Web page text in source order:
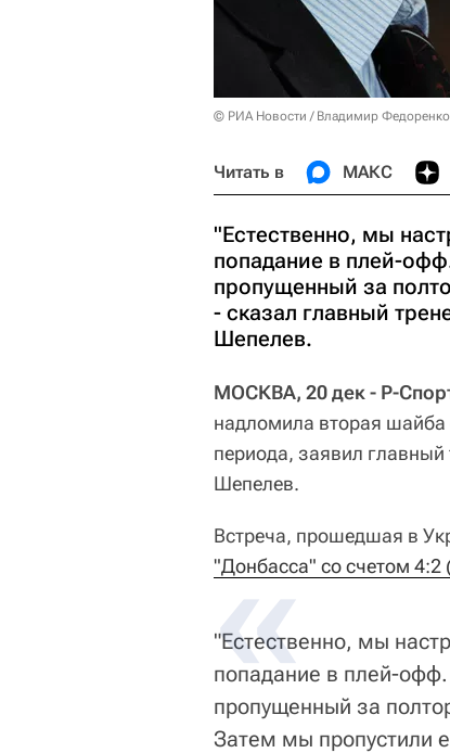
© РИА Новости / Владимир Федоренко
Читать в МАКС
"Естественно, мы
попадание в плей-
пропущенный за
- сказал главный
Шепелев.
МОСКВА, 20 дек - Р-
надломила вторая шайба
периода, заявил
Шепелев.
Встреча, прошедшая в
"Донбасса" со счетом 4:2
"Естественно, мы
попадание в плей-
пропущенный за
Затем мы пропустили